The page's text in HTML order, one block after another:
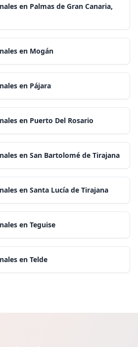
en Palmas de Gran Canaria,
en Mogán
en Pájara
en Puerto Del Rosario
en San Bartolomé de Tirajana
en Santa Lucía de Tirajana
en Teguise
en Telde